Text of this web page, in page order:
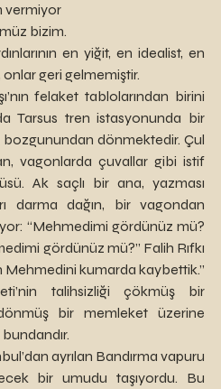
vermiyor
bizim.
geri gelmemiştir.
Tarsus tren istasyonunda bir
bozgunundan dönmektedir. Çul
vagonlarda çuvallar gibi istif
Ak saçlı bir ana, yazması
darma dağın, bir vagondan
“Mehmedimi gördünüz mü?
gördünüz mü?” Falih Rıfkı
Mehmedini kumarda kaybettik.”
bir memleket üzerine
bir umudu taşıyordu. Bu